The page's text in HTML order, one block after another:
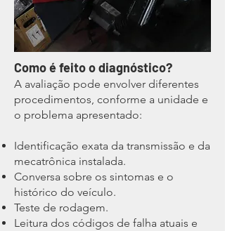
Como é feito o diagnóstico?
A avaliação pode envolver diferentes
procedimentos, conforme a unidade e
o problema apresentado:
Identificação exata da transmissão e da
mecatrônica instalada.
Conversa sobre os sintomas e o
histórico do veículo.
Teste de rodagem.
Leitura dos códigos de falha atuais e